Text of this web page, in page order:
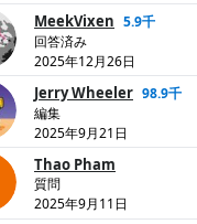
MeekVixen 5.9千
回答済み
2025年12月26日
Jerry Wheeler 98.9千
編集
2025年9月21日
Thao Pham
質問
2025年9月11日